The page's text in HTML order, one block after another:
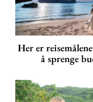
Her er
å sprenge